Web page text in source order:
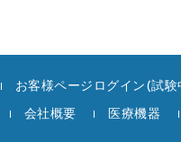
お客様ページログイン(試験
会社概要 医療機器